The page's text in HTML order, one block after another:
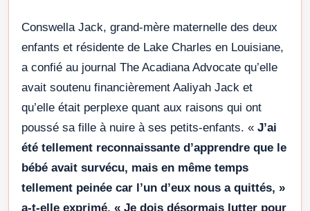
Conswella Jack, grand-mère maternelle des deux
enfants et résidente de Lake Charles en Louisiane,
a confié au journal The Acadiana Advocate qu’elle
avait soutenu financièrement Aaliyah Jack et
qu’elle était perplexe quant aux raisons qui ont
poussé sa fille à nuire à ses petits-enfants. « J’ai
été tellement reconnaissante d’apprendre que le
bébé avait survécu, mais en même temps
tellement peinée car l’un d’eux nous a quittés, »
a-t-elle exprimé. « Je dois désormais lutter pour